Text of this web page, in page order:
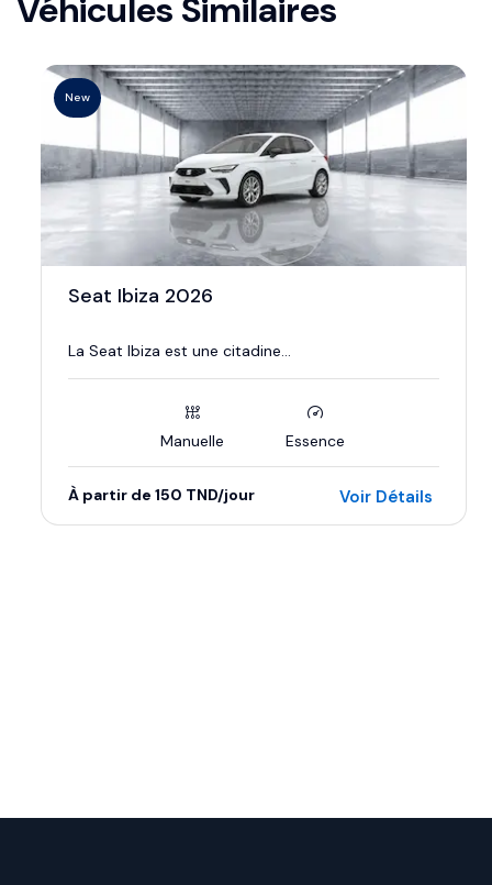
Véhicules Similaires
New
Seat Ibiza 2026
La Seat Ibiza est une citadine...
Manuelle Essence
À partir de 150 TND/jour Voir Détails